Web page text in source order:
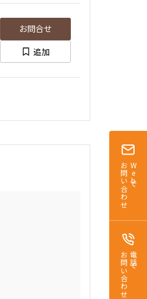
Webで
お問い合わせ
電話で
お問い合わせ
お問合せ
追加